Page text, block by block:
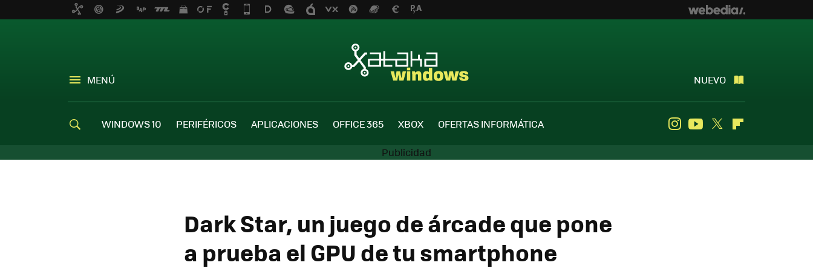
MENÚ NUEVO
WINDOWS 10 PERIFÉRICOS APLICACIONES OFFICE 365 XBOX OFERTAS INFORMÁTICA InstagramYoutube
Twitter
Dark Star, un juego de árcade que pone
a prueba el GPU de tu smartphone